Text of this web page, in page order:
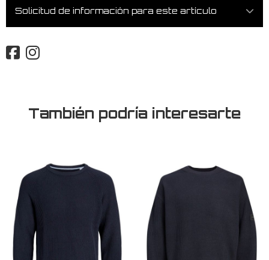
Solicitud de información para este artículo
También podría interesarte